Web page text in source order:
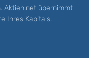
Aktien.net übernimmt
Ihres Kapitals.